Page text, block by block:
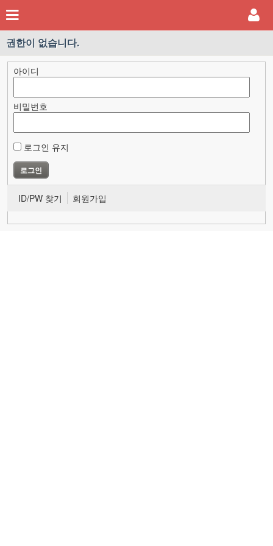
권한이 없습니다.
아이디
비밀번호
로그인 유지
ID/PW 찾기 회원가입